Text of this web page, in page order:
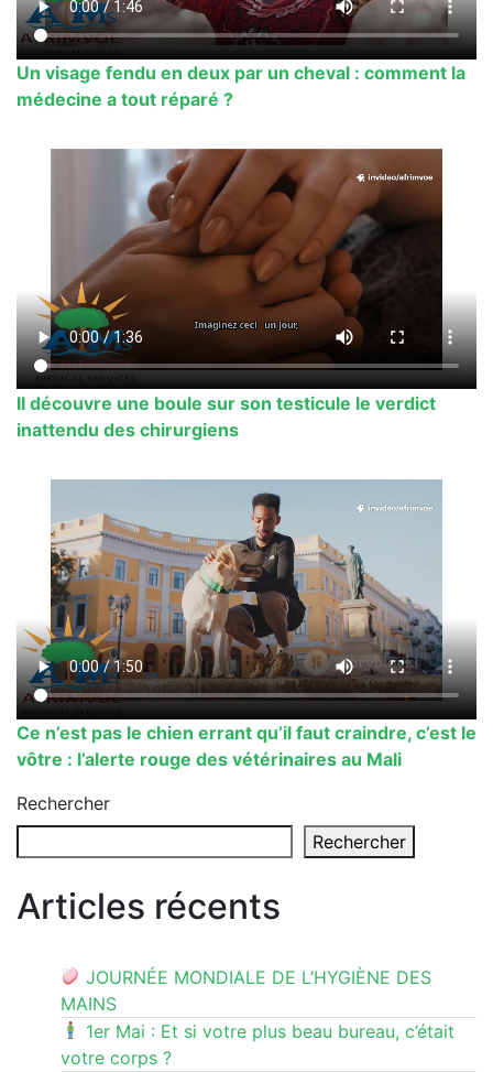
Un visage fendu en deux par un cheval : comment la
médecine a tout réparé ?
Il découvre une boule sur son testicule le verdict
inattendu des chirurgiens
Ce n’est pas le chien errant qu’il faut craindre, c’est le
vôtre : l’alerte rouge des vétérinaires au Mali
Rechercher
Rechercher
Articles récents
JOURNÉE MONDIALE DE L’HYGIÈNE DES
MAINS
1er Mai : Et si votre plus beau bureau, c’était
votre corps ?